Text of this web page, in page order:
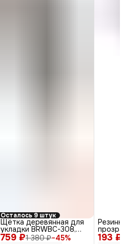
Осталось 9 штук
759 ₽1 380 ₽−45%
Щётка деревянная для
укладки BRWBC-308,
коричневый 193 ₽